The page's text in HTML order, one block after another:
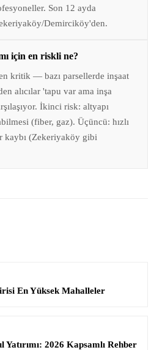
Son 12 ayda
Demirciköy'den.
için en riskli ne?
kritik — bazı parsellerde inşaat
alıcılar 'tapu var ama inşa
İkinci risk: altyapı
(fiber, gaz). Üçüncü: hızlı
kaybı (Zekeriyaköy gibi
En Yüksek Mahalleler
2026 Kapsamlı Rehber